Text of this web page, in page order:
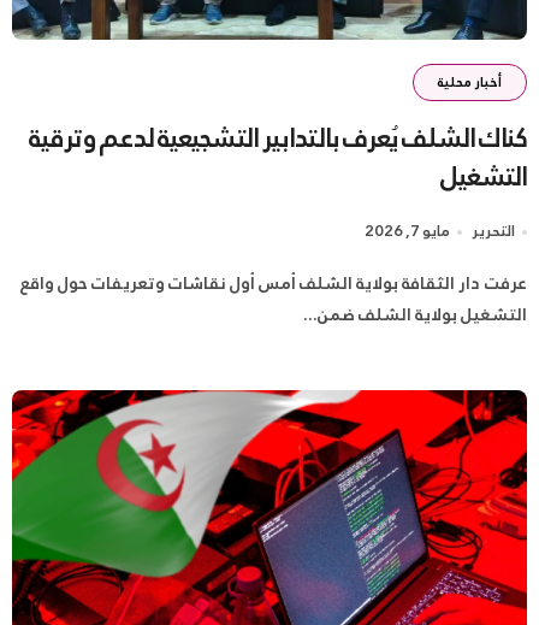
أخبار محلية
كناك الشلف يُعرف بالتدابير التشجيعية لدعم وترقية
التشغيل
التحرير مايو 7, 2026
عرفت دار الثقافة بولاية الشلف أمس أول نقاشات وتعريفات حول واقع
التشغيل بولاية الشلف ضمن...